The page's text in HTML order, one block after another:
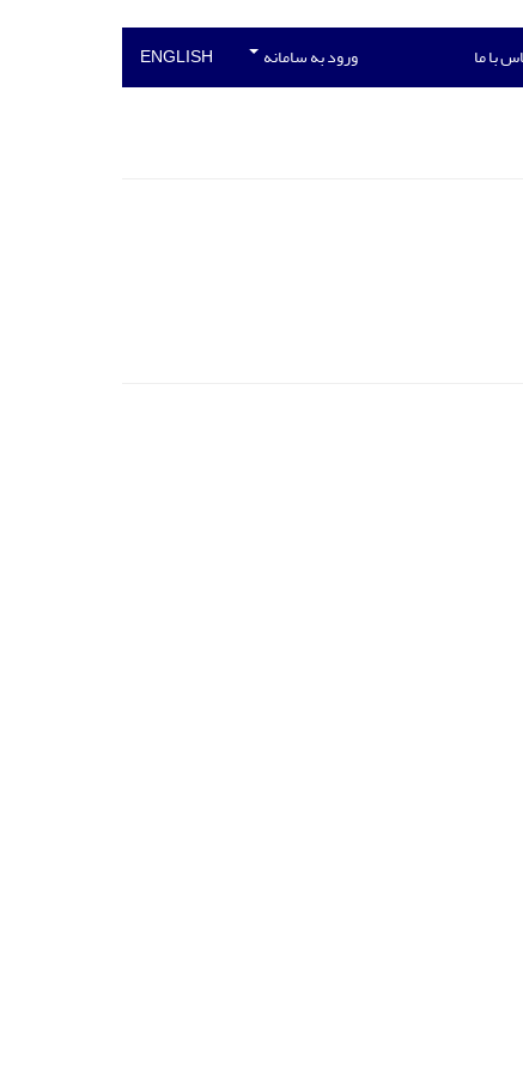
با ما ورود به سامانه ENGLISH